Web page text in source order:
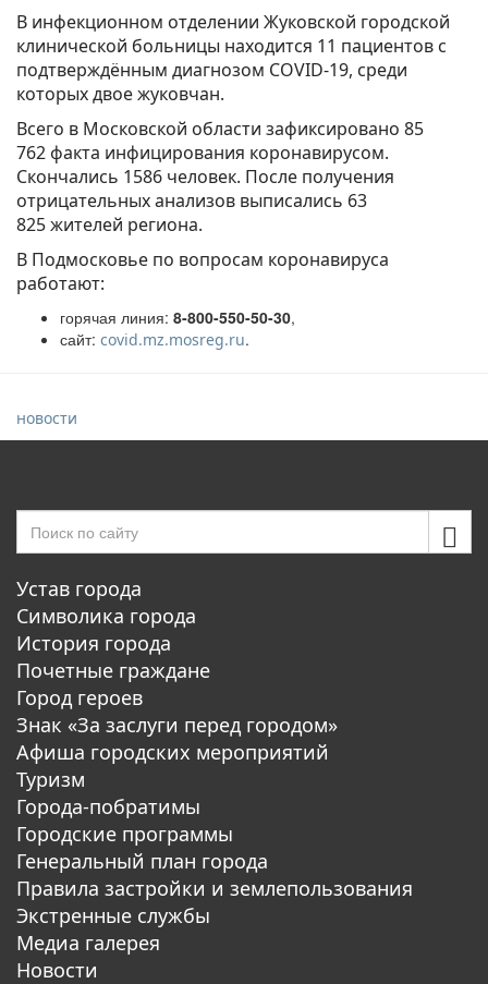
В инфекционном отделении Жуковской городской
клинической больницы находится 11 пациентов с
подтверждённым диагнозом COVID-19, среди
которых двое жуковчан.
Всего в Московской области зафиксировано 85
762 факта инфицирования коронавирусом.
Скончались 1586 человек. После получения
отрицательных анализов выписались 63
825 жителей региона.
В Подмосковье по вопросам коронавируса
работают:
горячая линия: 8-800-550-50-30,
сайт: covid.mz.mosreg.ru.
новости
Устав города
Символика города
История города
Почетные граждане
Город героев
Знак «За заслуги перед городом»
Афиша городских мероприятий
Туризм
Города-побратимы
Городские программы
Генеральный план города
Правила застройки и землепользования
Экстренные службы
Медиа галерея
Новости